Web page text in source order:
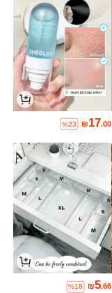
₪17.00
%23
₪5.66
%18